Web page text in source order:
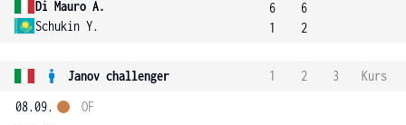
Di Mauro A.
Schukin Y.
6
1
6
2
Janov challenger 1 2 3
Kurs
08.09.
OF